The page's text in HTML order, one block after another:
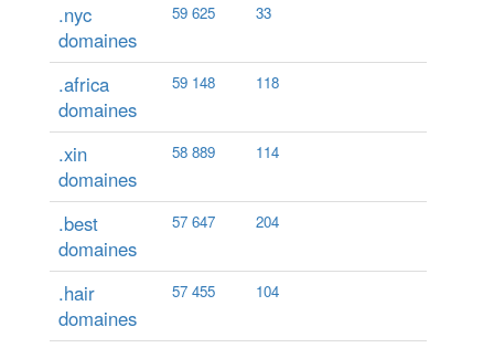
.nyc
domaines
59 625 33
.africa
domaines
59 148 118
.xin
domaines
58 889 114
.best
domaines
57 647 204
.hair
domaines
57 455 104